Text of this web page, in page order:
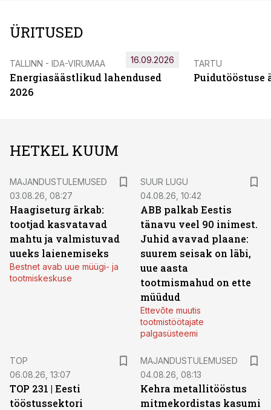
ÜRITUSED
TALLINN - IDA-VIRUMAA
Energiasäästlikud lahendused
2026
16.09.2026 TARTU
Puidutööstuse
HETKEL KUUM
MAJANDUSTULEMUSED
03.08.26, 08:27
Haagiseturg ärkab:
tootjad kasvatavad
mahtu ja valmistuvad
uueks laienemiseks
Bestnet avab uue müügi- ja
tootmiskeskuse
SUUR LUGU
04.08.26, 10:42
ABB palkab Eestis
tänavu veel 90 inimest.
Juhid avavad plaane:
suurem seisak on läbi,
uue aasta
tootmismahud on ette
müüdud
Ettevõte muutis
tootmistöötajate
palgasüsteemi
TOP
06.08.26, 13:07
TOP 231 | Eesti
tööstussektori
MAJANDUSTULEMUSED
04.08.26, 08:13
Kehra metallitööstus
mitmekordistas kasumi